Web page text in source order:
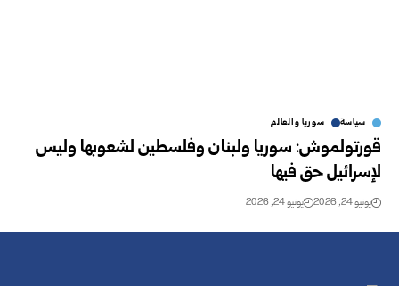
سياسة سوريا والعالم
قورتولموش: سوريا ولبنان وفلسطين لشعوبها وليس
لإسرائيل حق فيها
يونيو 24, 2026 يونيو 24, 2026